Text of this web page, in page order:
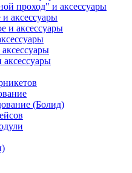
проход" и аксессуары
аксессуары
и аксессуары
(Болид)